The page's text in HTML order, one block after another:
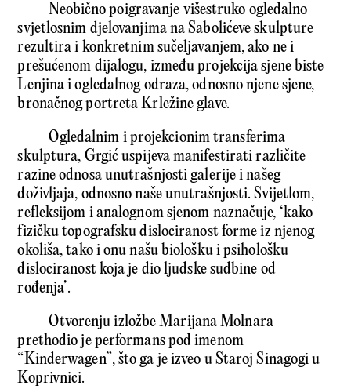
Neobično poigravanje višestruko ogledalno
svjetlosnim djelovanjima na Sabolićeve skulpture
rezultira i konkretnim sučeljavanjem, ako ne i
prešućenom dijalogu, između projekcija sjene biste
Lenjina i ogledalnog odraza, odnosno njene sjene,
bronačnog portreta Krležine glave.
Ogledalnim i projekcionim transferima
skulptura, Grgić uspijeva manifestirati različite
razine odnosa unutrašnjosti galerije i našeg
doživljaja, odnosno naše unutrašnjosti. Svijetlom,
refleksijom i analognom sjenom naznačuje, ‘kako
fizičku topografsku dislociranost forme iz njenog
okoliša, tako i onu našu biološku i psihološku
dislociranost koja je dio ljudske sudbine od
rođenja’.
Otvorenju izložbe Marijana Molnara
prethodio je performans pod imenom
“Kinderwagen”, što ga je izveo u Staroj Sinagogi u
Koprivnici.